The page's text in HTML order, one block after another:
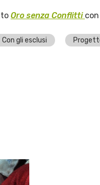
Oro senza Conflitti
Con gli esclusi